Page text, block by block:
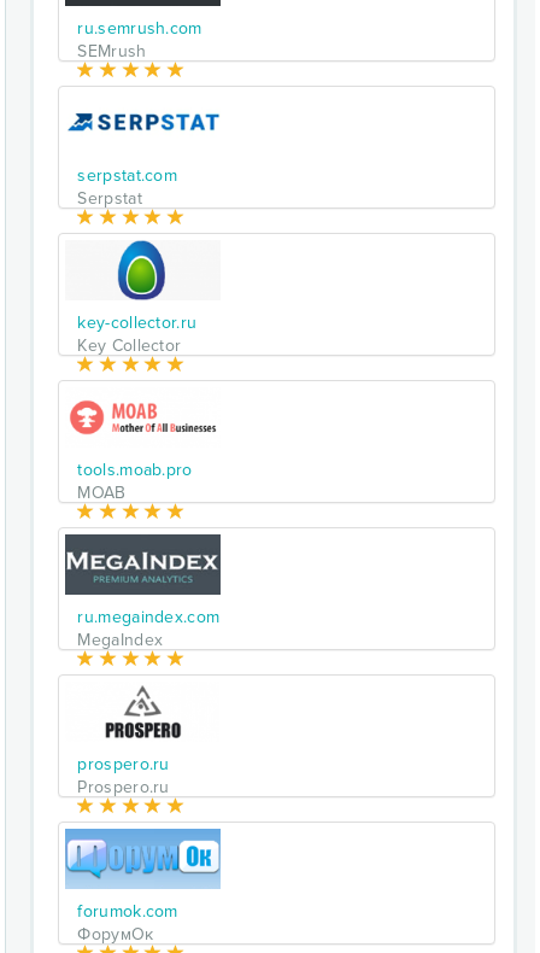
ru.semrush.com
SEMrush
serpstat.com
Serpstat
key-collector.ru
Key Collector
tools.moab.pro
MOAB
ru.megaindex.com
MegaIndex
prospero.ru
Prospero.ru
forumok.com
ФорумОк